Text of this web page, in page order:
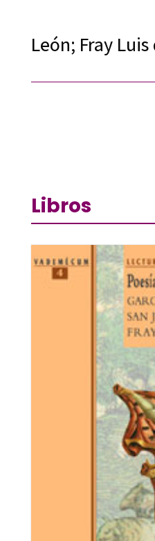
León; Fray Luis
Libros